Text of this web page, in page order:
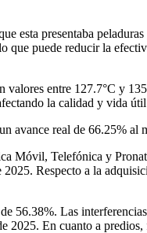
esta presentaba
que puede reducir la
entre 127.7°C y
la calidad y vida
avance real de 66.25% al
Móvil, Telefónica y
Respecto a la
56.38%. Las
2025. En cuanto a